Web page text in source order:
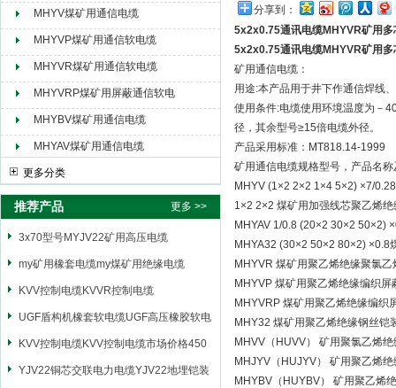
MHYV煤矿用通信电缆
MHYVP煤矿用通信软电缆
MHYVR煤矿用通信软电缆
MHYVRP煤矿用屏蔽通信软电
缆
MHYBV煤矿用通信电缆
MHYAV煤矿用通信电缆
更多分类
推荐产品 更多 >>
3x70型号MYJV22矿用高压电缆
my矿用橡套电缆my煤矿用绝缘电缆
KVV控制电缆KVVR控制电缆
UGF盾构机橡套软电缆UGF高压橡胶软电
缆
KVV控制电缆KVV控制电缆市场价格450
YJV22铜芯交联电力电缆YJV22地埋铠装
分享到：
5x2x0.75通讯电缆MHYVR矿用多
5x2x0.75通讯电缆MHYVR矿用多
矿用通信电缆：
用途:本产品用于井下作通信焊线
使用条件:电缆使用环境温度为－
径，其余型号≥15倍电缆外径。
产品采用标准：MT818.14-1999
矿用通信电缆规格型号，产品名称
MHYV (1×2 2×2 1×4 5×2) ×7/
1×2 2×2 煤矿用加强线芯聚乙烯
MHYAV 1/0.8 (20×2 30×2 50×2)
MHYA32 (30×2 50×2 80×2) ×0.8
MHYVR 煤矿用聚乙烯绝缘聚氯
MHYVP 煤矿用聚乙烯绝缘编织
MHYVRP 煤矿用聚乙烯绝缘编织
MHY32 煤矿用聚乙烯绝缘钢丝铠
MHVV（HUVV） 矿用聚氯乙烯
MHJYV（HUJYV） 矿用聚乙烯
MHYBV（HUYBV） 矿用聚乙烯